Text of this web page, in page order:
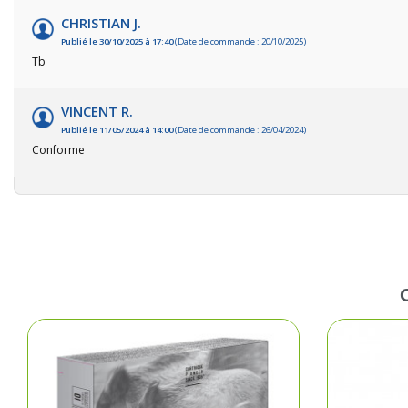
CHRISTIAN J.
Publié le 30/10/2025 à 17:40(Date de commande : 20/10/2025)
Tb
VINCENT R.
Publié le 11/05/2024 à 14:00(Date de commande : 26/04/2024)
Conforme